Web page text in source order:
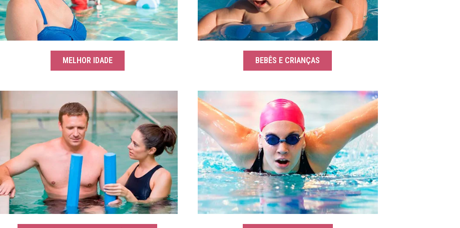
MELHOR IDADE BEBÊS E CRIANÇAS